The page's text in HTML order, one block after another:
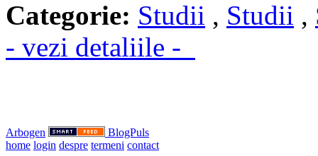
Categorie: Studii , Studii ,
- vezi detaliile -
Arbogen
BlogPuls
home login despre termeni contact